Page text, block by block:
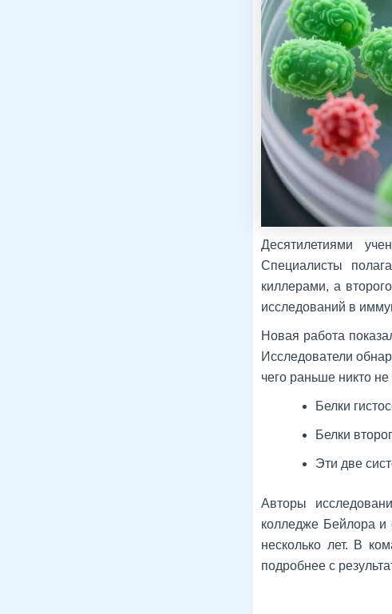
Десятилетиями
Специалисты
киллерами, а
исследований в
Новая работа
Исследователи
чего раньше никто не
Белки
Белки
Эти две
Авторы
колледже Бейлора и
несколько лет. В
подробнее с